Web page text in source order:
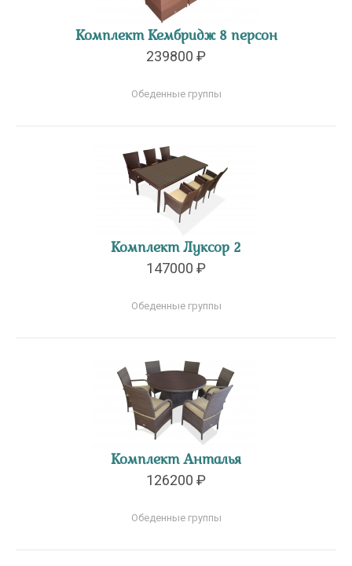
Комплект Кембридж 8 персон
239800 ₽
Обеденные группы
Комплект Луксор 2
147000 ₽
Обеденные группы
Комплект Анталья
126200 ₽
Обеденные группы